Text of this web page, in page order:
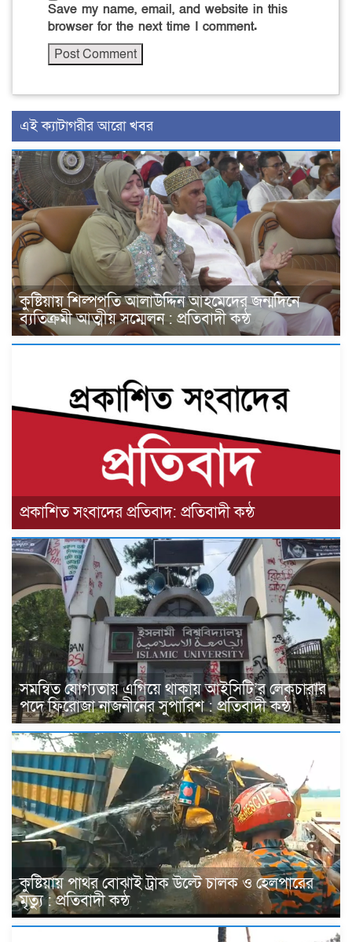
Save my name, email, and website in this
browser for the next time I comment.
এই ক্যাটাগরীর আরো খবর
কুষ্টিয়ায় শিল্পপতি আলাউদ্দিন আহমেদের জন্মদিনে
ব্যতিক্রমী আত্মীয় সম্মেলন : প্রতিবাদী কন্ঠ
প্রকাশিত সংবাদের প্রতিবাদ: প্রতিবাদী কন্ঠ
সমন্বিত যোগ্যতায় এগিয়ে থাকায় আইসিটি’র লেকচারার
পদে ফিরোজা নাজনীনের সুপারিশ : প্রতিবাদী কন্ঠ
কুষ্টিয়ায় পাথর বোঝাই ট্রাক উল্টে চালক ও হেলপারের
মৃত্যু : প্রতিবাদী কন্ঠ